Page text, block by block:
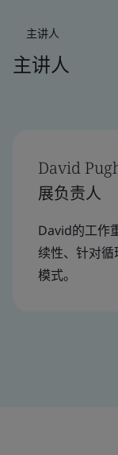
主讲人
主讲人
David
展负责人
David的工作
续性、针对
模式。